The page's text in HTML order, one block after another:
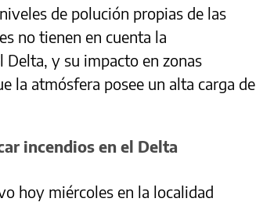
de polución propias de las
no tienen en cuenta la
Delta, y su impacto en zonas
la atmósfera posee un alta carga de
incendios en el Delta
hoy miércoles en la localidad